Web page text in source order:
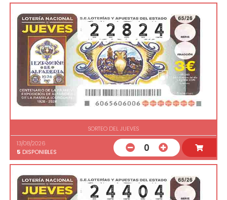
SORTEO DEL JUEVES
13/08/2026
5 DISPONIBLES 0